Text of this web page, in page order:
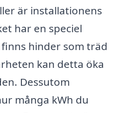
är installationens
har en speciel
hinder som träd
kan detta öka
Dessutom
många kWh du